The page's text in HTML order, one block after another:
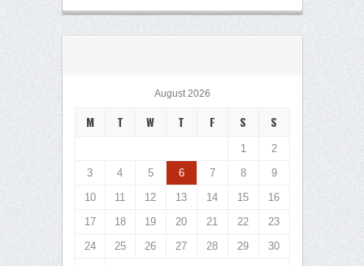
August 2026
M T W T F S S
1
2
3
4 5 6 7 8
9
10
11 12 13 14 15
16
17
18 19 20 21 22
23
24
25 26 27 28 29
30